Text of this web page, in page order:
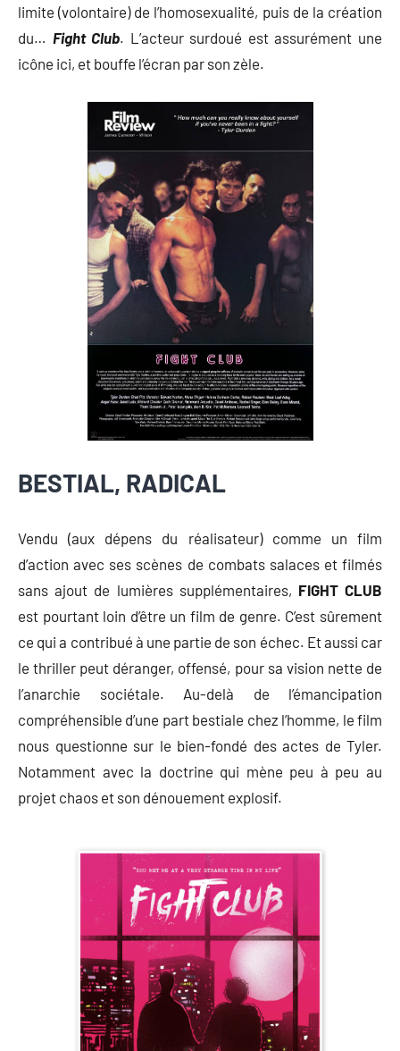
limite (volontaire) de l’homosexualité, puis de la création
du… Fight Club. L’acteur surdoué est assurément une
icône ici, et bouffe l’écran par son zèle.
BESTIAL, RADICAL
Vendu (aux dépens du réalisateur) comme un film
d’action avec ses scènes de combats salaces et filmés
sans ajout de lumières supplémentaires, FIGHT CLUB
est pourtant loin d’être un film de genre. C’est sûrement
ce qui a contribué à une partie de son échec. Et aussi car
le thriller peut déranger, offensé, pour sa vision nette de
l’anarchie sociétale. Au-delà de l’émancipation
compréhensible d’une part bestiale chez l’homme, le film
nous questionne sur le bien-fondé des actes de Tyler.
Notamment avec la doctrine qui mène peu à peu au
projet chaos et son dénouement explosif.